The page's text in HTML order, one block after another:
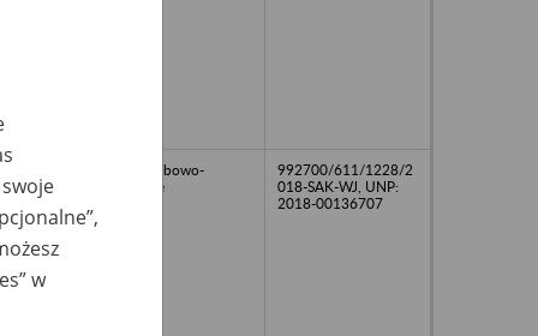
akta osobowo-
płacowe
992700/611/1228/2
018-SAK-WJ, UNP:
2018-00136707
w